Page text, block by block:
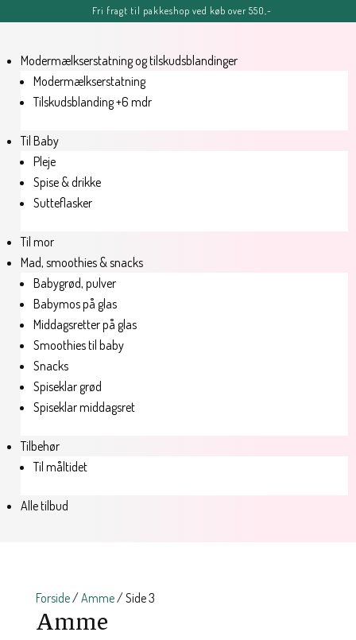
Fri fragt til pakkeshop ved køb over 550,-
Modermælkserstatning og tilskudsblandinger
Modermælkserstatning
Tilskudsblanding +6 mdr
Til Baby
Pleje
Spise & drikke
Sutteflasker
Til mor
Mad, smoothies & snacks
Babygrød, pulver
Babymos på glas
Middagsretter på glas
Smoothies til baby
Snacks
Spiseklar grød
Spiseklar middagsret
Tilbehør
Til måltidet
Alle tilbud
Forside/Amme/ Side 3
Amme
FERIE-MELDING
Sommerhilsner Sandra